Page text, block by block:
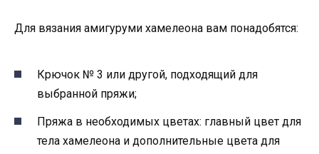
Для вязания амигуруми хамелеона вам понадобятся:
Крючок № 3 или другой, подходящий для
выбранной пряжи;
Пряжа в необходимых цветах: главный цвет для
тела хамелеона и дополнительные цвета для